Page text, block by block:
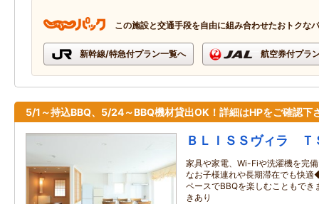
この施設と交通手段を自由に組み合わせたおトクな
新幹線/特急付プラン一覧へ 航空券付プラ
5/1～持込BBQ、5/24～BBQ機材貸出OK！詳細はHPをご確認下
ＢＬＩＳＳヴィラ Ｔ
家具や家電、Wi-Fiや洗濯機を完
なお子様連れや長期滞在でも快
ペースでBBQを楽しむこともで
きあり